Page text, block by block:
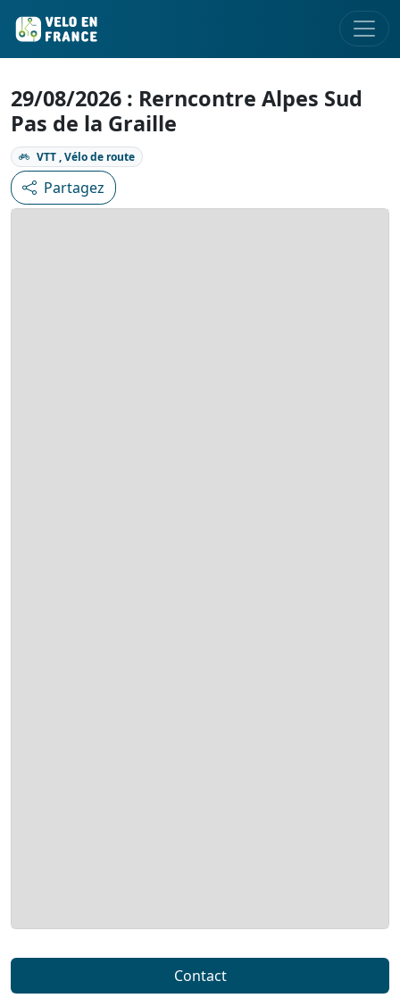
29/08/2026 : Rerncontre Alpes Sud
Pas de la Graille
VTT , Vélo de route
Partagez
Contact